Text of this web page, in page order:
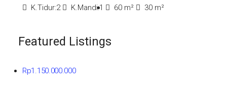
K.Tidur:2 K.Mandi:1 60 m² 30 m²
Featured Listings
Rp1.150.000.000